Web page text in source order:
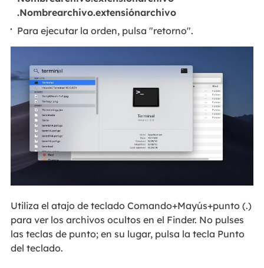
.Nombrearchivo.extensiónarchivo
Para ejecutar la orden, pulsa "retorno".
Utiliza el atajo de teclado Comando+Mayús+punto (.)
para ver los archivos ocultos en el Finder. No pulses
las teclas de punto; en su lugar, pulsa la tecla Punto
del teclado.